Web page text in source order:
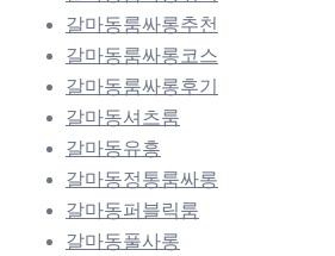
갈마동룸싸롱추천
갈마동룸싸롱코스
갈마동룸싸롱후기
갈마동셔츠룸
갈마동유흥
갈마동정통룸싸롱
갈마동퍼블릭룸
갈마동풀사롱